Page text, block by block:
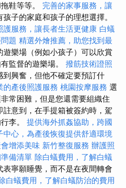
鞋等等。 完善的家事服務，讓
子的家庭和孩子的理想選擇。
護服務，讓長者生活更健康 白蟻
題 精選外燴推薦，助您找到最
遊樂場（例如小孩子）可以欣賞
監督的遊樂場。 撥筋技術證照
到興奮，但他不確定要預訂什
的產後照護服務 桃園按摩服務 選
常困難，但是您還需要組織住
意到，在手提箱被簽約時，駕
李。 提供海外抓姦協助，跨國
中心，為產後恢復提供舒適環境
增添美味 新竹整復服務 辦護照
備清單 除白蟻費用，了解白蟻
表寧願睡覺，而不是在夜間轉會
白蟻費用，了解白蟻防治的費用